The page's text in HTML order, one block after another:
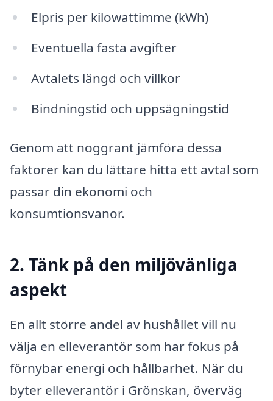
Elpris per kilowattimme (kWh)
Eventuella fasta avgifter
Avtalets längd och villkor
Bindningstid och uppsägningstid
Genom att noggrant jämföra dessa
faktorer kan du lättare hitta ett avtal som
passar din ekonomi och
konsumtionsvanor.
2. Tänk på den miljövänliga
aspekt
En allt större andel av hushållet vill nu
välja en elleverantör som har fokus på
förnybar energi och hållbarhet. När du
byter elleverantör i Grönskan, överväg